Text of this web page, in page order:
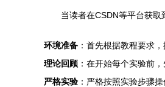
当读者在CSDN等平台获取
环境准备 ：首先根据教程要求
理论回顾 ：在开始每个实验前
严格实验 ：严格按照实验步骤